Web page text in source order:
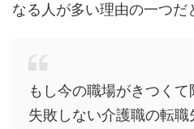
なる人が多い理由の一つだ
もし今の職場がきつくて
失敗しない介護職の転